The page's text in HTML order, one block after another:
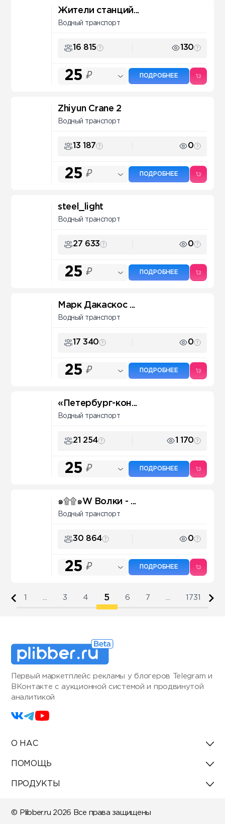
Жители станций...
Водный транспорт
16 815 130
25 ₽ ПОДРОБНЕЕ
Zhiyun Crane 2
Водный транспорт
13 187 0
25 ₽ ПОДРОБНЕЕ
steel_light
Водный транспорт
27 633 0
25 ₽ ПОДРОБНЕЕ
Марк Дакаскос ...
Водный транспорт
17 340 0
25 ₽ ПОДРОБНЕЕ
«Петербург-кон...
Водный транспорт
21 254 1 170
25 ₽ ПОДРОБНЕЕ
๑۩۩๑W Волки - ...
Водный транспорт
30 864 0
25 ₽ ПОДРОБНЕЕ
3 4 5 6 7 1731
Первый маркетплейс рекламы у блогеров Telegram и
ВКонтакте с аукционной системой и продвинутой
аналитикой
О НАС
ПОМОЩЬ
ПРОДУКТЫ
© Plibber.ru 2026 Все права защищены